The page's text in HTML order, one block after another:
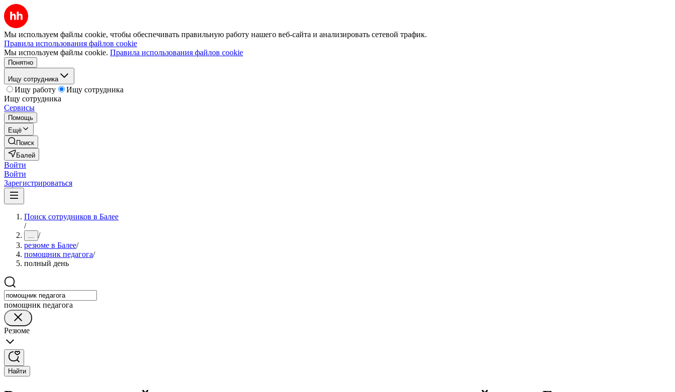
Мы используем файлы cookie, чтобы обеспечивать правильную работу нашего веб-сайта и анализировать сетевой трафик.
Правила использования файлов cookie
Мы используем файлы cookie. Правила использования файлов cookie
Понятно
Ищу сотрудника
Ищу работу
Ищу сотрудника
Ищу сотрудника
Сервисы
Помощь
Ещё
Поиск
Балей
Войти
Войти
Зарегистрироваться
Поиск сотрудников в Балее
/
... /
резюме в Балее/
помощник педагога/
полный день
помощник педагога
Резюме
Найти